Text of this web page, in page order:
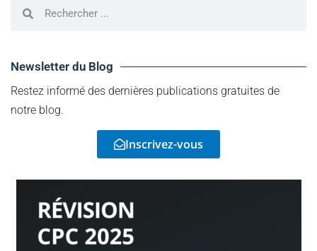
Newsletter du Blog
Restez informé des dernières publications gratuites de
notre blog.
Inscrivez-vous